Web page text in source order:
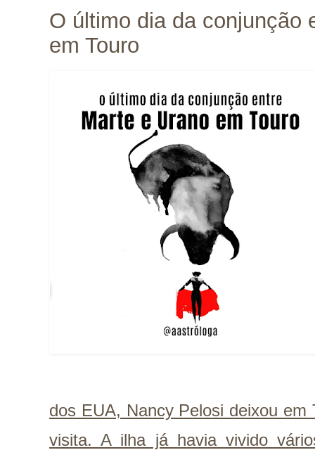
O último dia da conjunção
em Touro
dos EUA, Nancy Pelosi deixou em
visita. A ilha já havia vivido